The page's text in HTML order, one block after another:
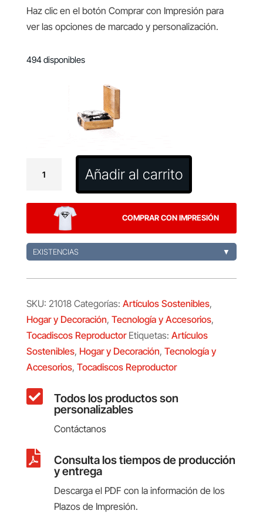
Haz clic en el botón Comprar con Impresión para
ver las opciones de marcado y personalización.
494 disponibles
Reproductor
cantidad
Añadir al carrito
COMPRAR CON IMPRESIÓN
EXISTENCIAS ▼
SKU: 21018 Categorías: Artículos Sostenibles,
Hogar y Decoración, Tecnología y Accesorios,
Tocadiscos Reproductor Etiquetas: Artículos
Sostenibles, Hogar y Decoración, Tecnología y
Accesorios, Tocadiscos Reproductor
 Todos los productos son
personalizables
Contáctanos
 Consulta los tiempos de producción
y entrega
Descarga el PDF con la información de los
Plazos de Impresión.